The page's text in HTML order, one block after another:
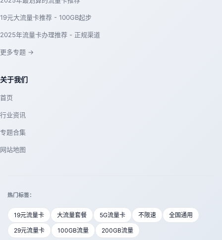
19元大流量卡推荐 - 100GB起步
2025年流量卡办理推荐 - 正规渠道
更多专题 →
关于我们
首页
行业资讯
专题合集
网站地图
热门标签：
19元流量卡 大流量套餐 5G流量卡 不限速 全国通用
29元流量卡 100GB流量 200GB流量